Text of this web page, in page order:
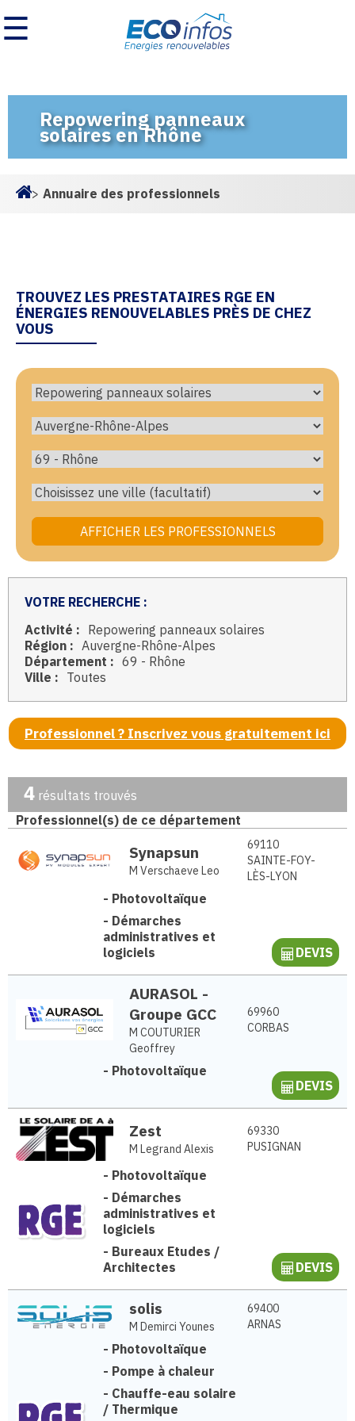
☰
Repowering panneaux
solaires en Rhône
> Annuaire des professionnels
TROUVEZ LES PRESTATAIRES RGE EN
ÉNERGIES RENOUVELABLES PRÈS DE CHEZ
VOUS
VOTRE RECHERCHE :
Activité : Repowering panneaux solaires
Région : Auvergne-Rhône-Alpes
Département : 69 - Rhône
Ville : Toutes
Professionnel ? Inscrivez vous gratuitement ici
4 résultats trouvés
Professionnel(s) de ce département
Synapsun
M Verschaeve Leo
69110
SAINTE-FOY-
LÈS-LYON
- Photovoltaïque
- Démarches
administratives et
logiciels
DEVIS
AURASOL -
Groupe GCC
M COUTURIER
Geoffrey
69960
CORBAS
- Photovoltaïque
DEVIS
Zest
M Legrand Alexis
69330
PUSIGNAN
- Photovoltaïque
- Démarches
administratives et
logiciels
- Bureaux Etudes /
Architectes
DEVIS
solis
M Demirci Younes
69400
ARNAS
- Photovoltaïque
- Pompe à chaleur
- Chauffe-eau solaire
/ Thermique